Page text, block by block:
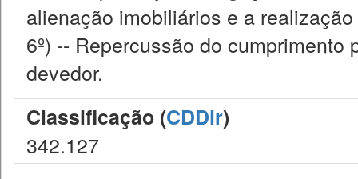
alienação imobiliários e a
6º) -- Repercussão do
devedor.
Classificação (CDDir)
342.127